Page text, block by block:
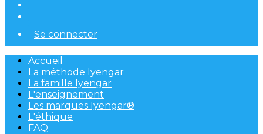
Se connecter
Accueil
La méthode Iyengar
La famille Iyengar
L'enseignement
Les marques Iyengar®
L'éthique
FAQ